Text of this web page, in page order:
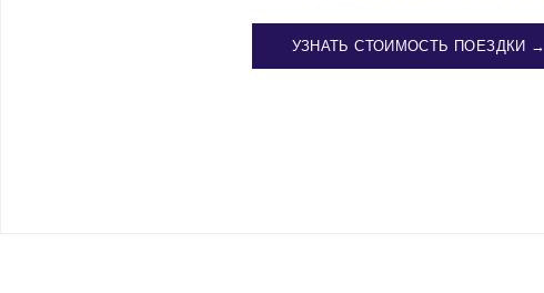
УЗНАТЬ СТОИМОСТЬ ПОЕЗДКИ →